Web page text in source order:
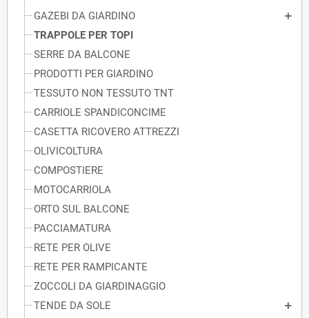
GAZEBI DA GIARDINO
TRAPPOLE PER TOPI
SERRE DA BALCONE
PRODOTTI PER GIARDINO
TESSUTO NON TESSUTO TNT
CARRIOLE SPANDICONCIME
CASETTA RICOVERO ATTREZZI
OLIVICOLTURA
COMPOSTIERE
MOTOCARRIOLA
ORTO SUL BALCONE
PACCIAMATURA
RETE PER OLIVE
RETE PER RAMPICANTE
ZOCCOLI DA GIARDINAGGIO
TENDE DA SOLE